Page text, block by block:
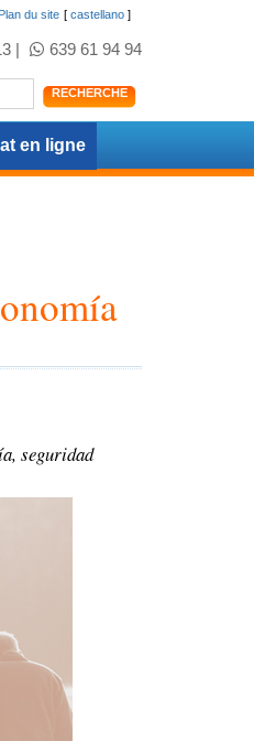
[ castellano ]
Plan du site
639 61 94 94
en ligne
seguridad